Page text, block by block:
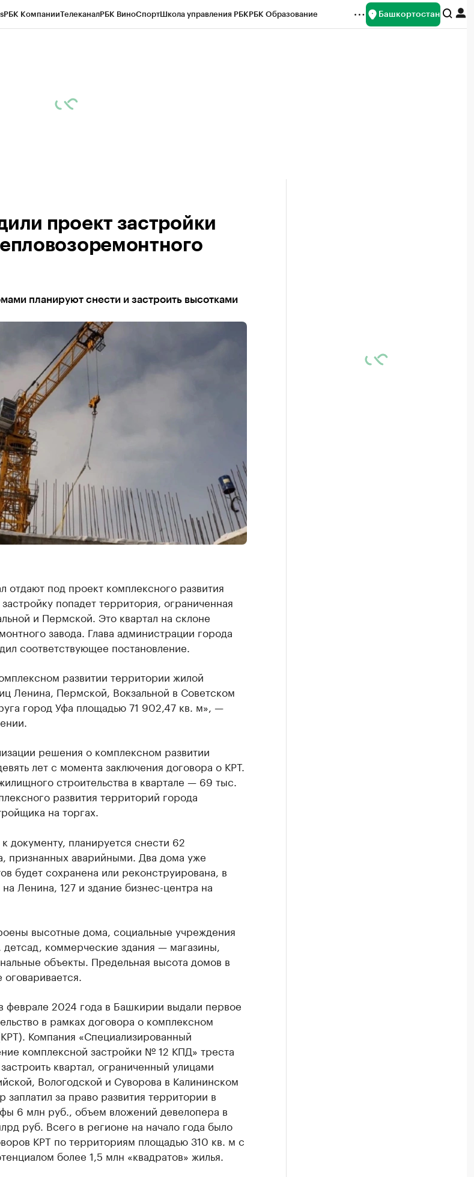
РБК КомпанииТелеканалРБК ВиноСпортШкола управления РБКРБК Образование Башкортостан
проект застройки
планируют снести и застроить высотками
отдают под проект комплексного развития
попадет территория, ограниченная
и Пермской. Это квартал на склоне
завода. Глава администрации города
соответствующее постановление.
развитии территории жилой
Ленина, Пермской, Вокзальной в Советском
город Уфа площадью 71 902,47 кв. м», —
решения о комплексном развитии
лет с момента заключения договора о КРТ.
строительства в квартале — 69 тыс.
развития территорий города
на торгах.
документу, планируется снести 62
признанных аварийными. Два дома уже
будет сохранена или реконструирована, в
Ленина, 127 и здание бизнес-центра на
высотные дома, социальные учреждения
коммерческие здания — магазины,
объекты. Предельная высота домов в
феврале 2024 года в Башкирии выдали первое
в рамках договора о комплексном
Компания «Специализированный
комплексной застройки № 12 КПД» треста
квартал, ограниченный улицами
Вологодской и Суворова в Калининском
за право развития территории в
6 млн руб., объем вложений девелопера в
руб. Всего в регионе на начало года было
КРТ по территориям площадью 310 кв. м с
более 1,5 млн «квадратов» жилья.